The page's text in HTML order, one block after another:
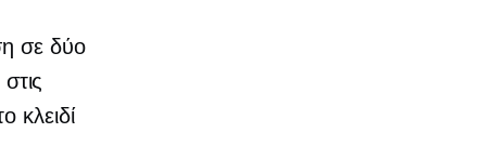
σε δύο
κλειδί